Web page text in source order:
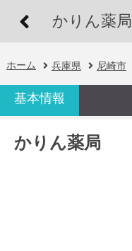
かりん薬局
ホーム 兵庫県 尼崎市
基本情報
かりん薬局